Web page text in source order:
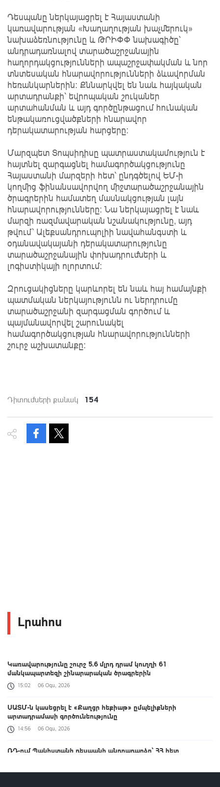
Դեսպանը ներկայացրել է Հայաստանի
կառավարության «Խաղաղության խաչմերուկ»
նախաձեռնությունը և ԹՐԻՓՓ նախագիծը՝
անդրադառնալով տարածաշրջանային
հաղորդակցությունների ապաշրջափակման և նոր
տնտեսական հնարավորությունների ձևավորման
հեռանկարներին։ Քննարկվել են նաև հայկական
արտադրանքի՝ եվրոպական շուկաներ
արտահանման և այդ գործընթացում հունական
ենթակառուցվածքների հնարավոր
դերակատարության հարցերը։
Մարզպետ Տոպսիդիսը պատրաստակամություն է
հայտնել զարգացնել համագործակցությունը
Հայաստանի մարզերի հետ՝ ընդգծելով ԵՄ-ի
կողմից ֆինանսավորվող միջտարածաշրջանային
ծրագրերին համատեղ մասնակցության լայն
հնարավորությունները։ Նա ներկայացրել է նաև
մարզի ռազմավարական նշանակությունը, այդ
թվում՝ Ալեքսանդրուպոլիի նավահանգստի և
օդանավակայանի դերակատարությունը
տարածաշրջանային փոխադրումների և
լոգիստիկայի ոլորտում։
Զրուցակիցները կարևորել են նաև հայ համայնքի
պատմական ներկայությունն ու ներդրումը
տարածաշրջանի զարգացման գործում և
պայմանավորվել շարունակել
համագործակցության հնարավորությունների
շուրջ աշխատանքը։
Դիտումների քանակ 154
Լրահոս
Կառավարությունը շուրջ 5.6 մլրդ դրամ կուղղի 61
մանկապարտեզի շինարարական ծրագրերին
15:02 06 Օգս, 2026
ՍԱՏՄ-ն կասեցրել է «Քաղցր հեքիաթ» ըմպելիքների
արտադրամասի գործունեությունը
14:56 06 Օգս, 2026
ՌԴ-ում Պակիստանի դեսպանի անդրադարձը՝ ՀՀ հետ
14:54 06 Օգս, 2026